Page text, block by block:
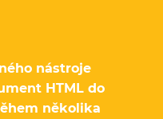
nástroje
HTML do
několika